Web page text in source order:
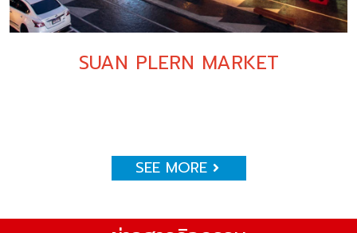
SUAN PLERN MARKET
SEE MORE